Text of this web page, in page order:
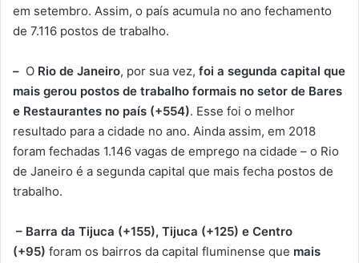
em setembro. Assim, o país acumula no ano fechamento
de 7.116 postos de trabalho.
– O Rio de Janeiro, por sua vez, foi a segunda capital que
mais gerou postos de trabalho formais no setor de Bares
e Restaurantes no país (+554). Esse foi o melhor
resultado para a cidade no ano. Ainda assim, em 2018
foram fechadas 1.146 vagas de emprego na cidade – o Rio
de Janeiro é a segunda capital que mais fecha postos de
trabalho.
– Barra da Tijuca (+155), Tijuca (+125) e Centro
(+95) foram os bairros da capital fluminense que mais